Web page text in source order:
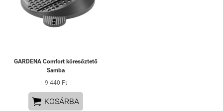
GARDENA Comfort köresőztető
Samba
9 440 Ft
 KOSÁRBA